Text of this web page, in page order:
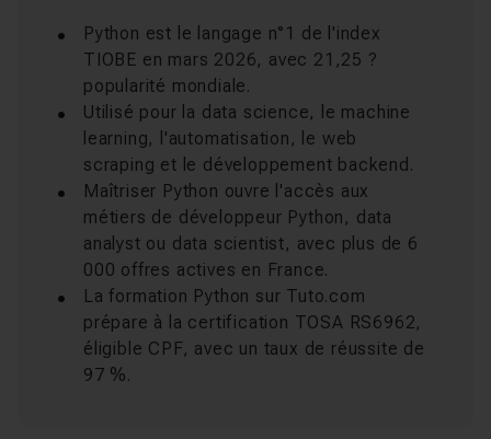
Python est le langage n°1 de l'index
TIOBE en mars 2026, avec 21,25 ?
popularité mondiale.
Utilisé pour la data science, le machine
learning, l'automatisation, le web
scraping et le développement backend.
Maîtriser Python ouvre l'accès aux
métiers de développeur Python, data
analyst ou data scientist, avec plus de 6
000 offres actives en France.
La formation Python sur Tuto.com
prépare à la certification TOSA RS6962,
éligible CPF, avec un taux de réussite de
97 %.